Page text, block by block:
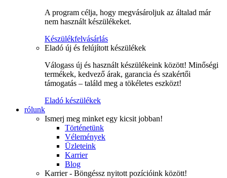
A program célja, hogy megvásároljuk az általad már
nem használt készülékeket.
Készülékfelvásárlás
Eladó új és felújított készülékek
Válogass új és használt készülékeink között! Minőségi
termékek, kedvező árak, garancia és szakértői
támogatás – találd meg a tökéletes eszközt!
Eladó készülékek
rólunk
Ismerj meg minket egy kicsit jobban!
Történetünk
Vélemények
Üzleteink
Karrier
Blog
Karrier - Böngéssz nyitott pozícióink között!